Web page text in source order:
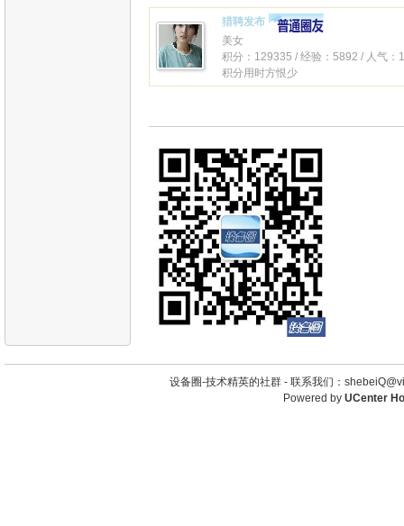
猎聘发布
美女
积分：129335 / 经验：5892 / 人气：
积分用时方恨少
设备圈-技术精英的社群 - 联系我们：
Powered by UCenter